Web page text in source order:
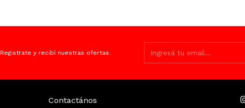
Registrate y recibí nuestras ofertas.
Contactános